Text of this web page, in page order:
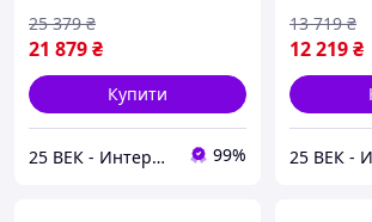
21 879₴
25 379 ₴
Купити
25 ВЕК - Интернет-Магазин: электрический, бензиновый, аккумуляторный инструмент и строительство. 99%
12 219₴
13 719 ₴